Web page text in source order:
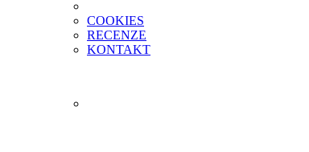
COOKIES
RECENZE
KONTAKT